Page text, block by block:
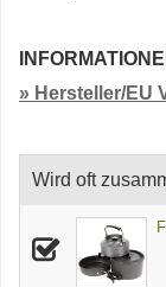
» Hersteller/EU
Wird oft